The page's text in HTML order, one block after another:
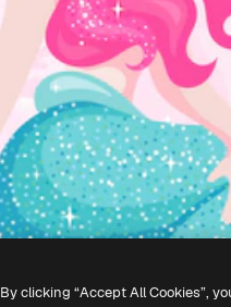
By clicking “Accept All Cookies”,